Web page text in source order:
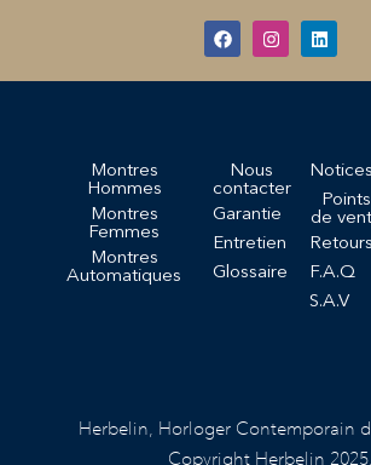
Montres
Hommes
Montres
Femmes
Montres
Automatiques
Nous
contacter
Garantie
Entretien
Glossaire
Notices
Points
de
Retours
F.A.Q
S.A.V
Herbelin, Horloger Contemporain
Copyright Herbelin 2025.